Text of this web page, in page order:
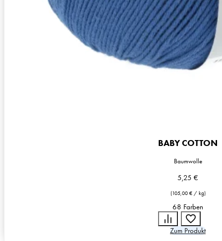
BABY COTTON
Baumwolle
5,25 €
(105,00 €/ kg)
68 Farben
Zum Produkt